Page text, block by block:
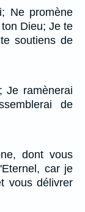
Ne promène
Dieu; Je te
soutiens de
Je ramènerai
de
dont vous
car je
vous délivrer